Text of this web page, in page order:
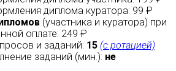
диплома куратора: 99 ₽
(участника и куратора) при
оплате: 249 ₽
и заданий: 15 (с ротацией)
заданий (мин.): не